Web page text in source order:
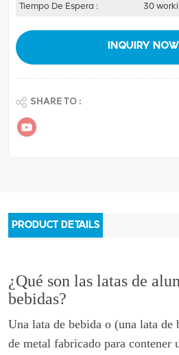
Tiempo De Espera :
30
INQUIRY NOW
SHARE TO :
PRODUCT DETAILS
¿Qué son las latas de
bebidas?
Una lata de bebida o (una lata de
de metal fabricado para contener